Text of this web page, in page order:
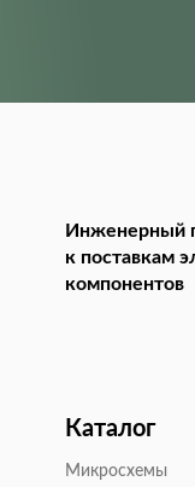
Инженерный
к поставкам
компонентов
Каталог
Микросхемы